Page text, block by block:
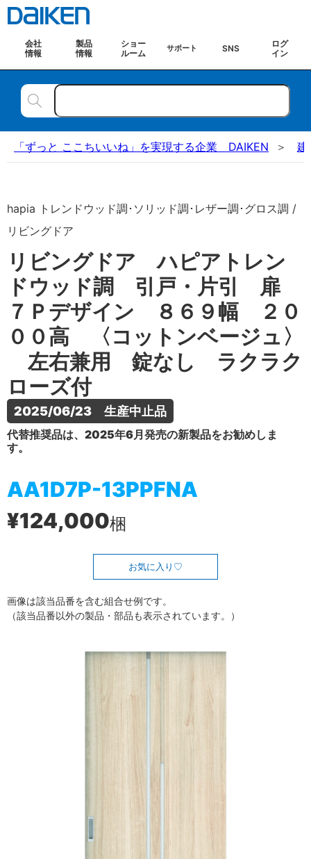
会社
情報
製品
情報
ショー
ルーム
サポート SNS
ログ
イン
「ずっと ここちいいね」を実現する企業 DAIKEN 建
hapia トレンドウッド調･ソリッド調･レザー調･グロス調 /
リビングドア
リビングドア ハピアトレン
ドウッド調 引戸・片引 扉
７Ｐデザイン ８６９幅 ２０
００高 〈コットンベージュ〉
左右兼用 錠なし ラクラク
ローズ付
2025/06/23　生産中止品
代替推奨品は、2025年6月発売の新製品をお勧めしま
す。
AA1D7P-13PPFNA
¥124,000梱
お気に入り
画像は該当品番を含む組合せ例です。
（該当品番以外の製品・部品も表示されています。）